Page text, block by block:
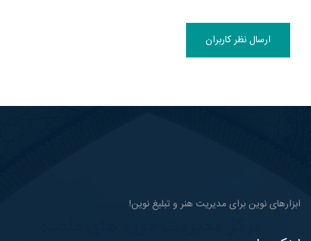
ارسال نظر کاربران
ابزارهای نوین برای مدیریت هنر و تبلیغ نوین!